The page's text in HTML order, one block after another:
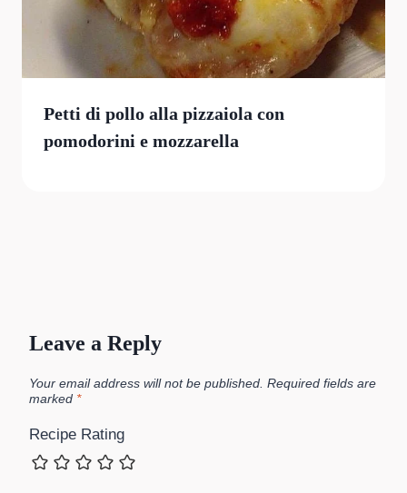
Petti di pollo alla pizzaiola con
pomodorini e mozzarella
Leave a Reply
Your email address will not be published. Required fields are
marked *
Recipe Rating